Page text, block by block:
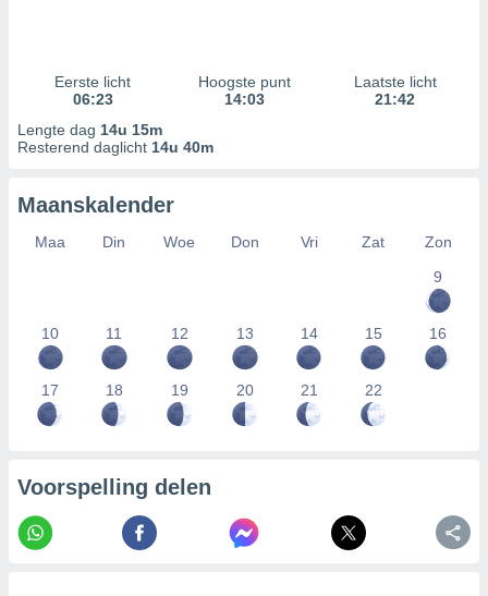
Eerste licht
06:23
Hoogste punt
14:03
Laatste licht
21:42
Lengte dag 14u 15m
Resterend daglicht 14u 40m
Maanskalender
Maa Din Woe Don Vri Zat
Zon
9
10 11 12 13 14 15 16
17 18 19 20 21 22
Voorspelling delen